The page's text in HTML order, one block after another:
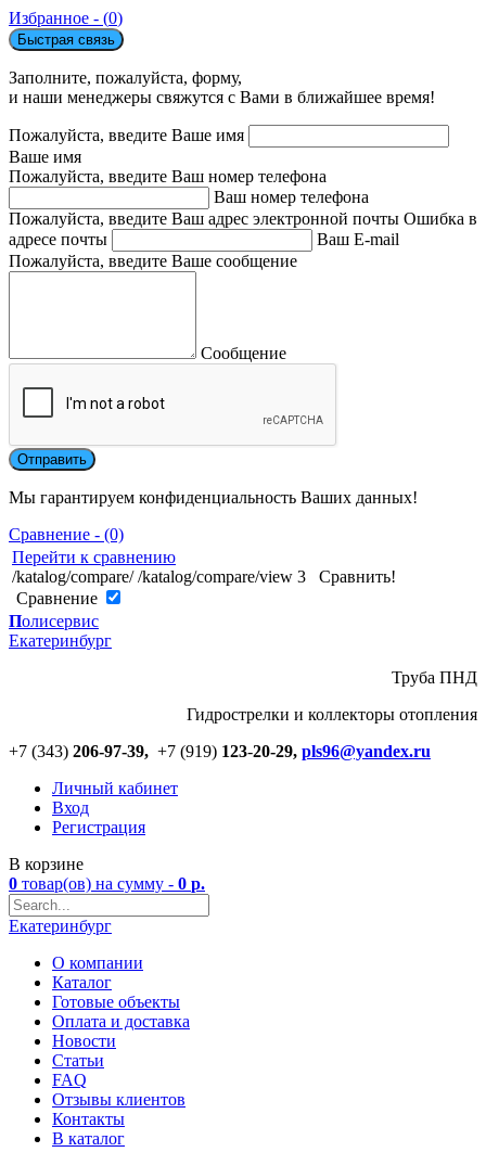
Избранное - (0)
Быстрая связь
Заполните, пожалуйста, форму,
и наши менеджеры свяжутся с Вами в ближайшее время!
Пожалуйста, введите Ваше имя
Ваше имя
Пожалуйста, введите Ваш номер телефона
Ваш номер телефона
Пожалуйста, введите Ваш адрес электронной почты Ошибка в
адресе почты
Ваш E-mail
Пожалуйста, введите Ваше сообщение
Сообщение
Мы гарантируем конфиденциальность Ваших данных!
Сравнение - (0)
Перейти к сравнению
/katalog/compare/ /katalog/compare/view 3
Сравнить!
Cравнение
Полисервис
Екатеринбург
Труба ПНД
Гидрострелки и коллекторы отопления
+7 (343) 206-97-39, +7 (919) 123-20-29, pls96@yandex.ru
Личный кабинет
Вход
Регистрация
В корзине
0 товар(ов) на сумму - 0 р.
Екатеринбург
О компании
Каталог
Готовые объекты
Оплата и доставка
Новости
Статьи
FAQ
Отзывы клиентов
Контакты
В каталог